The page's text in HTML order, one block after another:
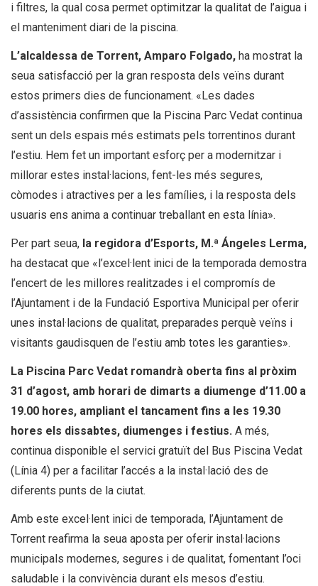
i filtres, la qual cosa permet optimitzar la qualitat de l’aigua i
el manteniment diari de la piscina.
L’alcaldessa de Torrent, Amparo Folgado, ha mostrat la
seua satisfacció per la gran resposta dels veïns durant
estos primers dies de funcionament. «Les dades
d’assistència confirmen que la Piscina Parc Vedat continua
sent un dels espais més estimats pels torrentinos durant
l’estiu. Hem fet un important esforç per a modernitzar i
millorar estes instal·lacions, fent-les més segures,
còmodes i atractives per a les famílies, i la resposta dels
usuaris ens anima a continuar treballant en esta línia».
Per part seua, la regidora d’Esports, M.ª Ángeles Lerma,
ha destacat que «l’excel·lent inici de la temporada demostra
l’encert de les millores realitzades i el compromís de
l’Ajuntament i de la Fundació Esportiva Municipal per oferir
unes instal·lacions de qualitat, preparades perquè veïns i
visitants gaudisquen de l’estiu amb totes les garanties».
La Piscina Parc Vedat romandrà oberta fins al pròxim
31 d’agost, amb horari de dimarts a diumenge d’11.00 a
19.00 hores, ampliant el tancament fins a les 19.30
hores els dissabtes, diumenges i festius. A més,
continua disponible el servici gratuït del Bus Piscina Vedat
(Línia 4) per a facilitar l’accés a la instal·lació des de
diferents punts de la ciutat.
Amb este excel·lent inici de temporada, l’Ajuntament de
Torrent reafirma la seua aposta per oferir instal·lacions
municipals modernes, segures i de qualitat, fomentant l’oci
saludable i la convivència durant els mesos d’estiu.